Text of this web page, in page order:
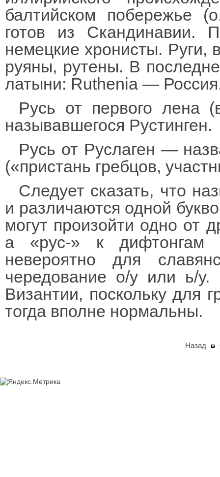
балтийском побережье
готов из Скандинавии.
немецкие хронисты. Руги,
руяны, рутены. В
латыни: Ruthenia —
Русь от первого лена
называвшегося Рустинген.
Русь от Руслаген —
(«пристань гребцов,
Следует сказать, что
и различаются одной
могут произойти одно от
а «рус-» к
невероятно для
чередование о/у или ь/
Византии, поскольку для
тогда вполне нормальны.
Назад